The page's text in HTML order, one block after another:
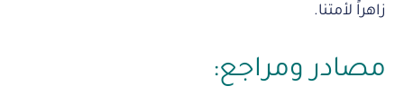
زاهراً لأمتنا.
مصادر ومراجع: